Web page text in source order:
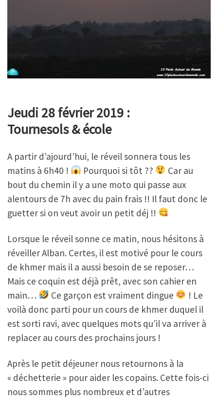
Jeudi 28 février 2019 :
Tournesols & école
A partir d’ajourd’hui, le réveil sonnera tous les
matins à 6h40 !
Pourquoi si tôt ??
Car au
bout du chemin il y a une moto qui passe aux
alentours de 7h avec du pain frais !! Il faut donc le
guetter si on veut avoir un petit déj !!
Lorsque le réveil sonne ce matin, nous hésitons à
réveiller Alban. Certes, il est motivé pour le cours
de khmer mais il a aussi besoin de se reposer…
Mais ce coquin est déjà prêt, avec son cahier en
main…
Ce garçon est vraiment dingue
! Le
voilà donc parti pour un cours de khmer duquel il
est sorti ravi, avec quelques mots qu’il va arriver à
replacer au cours des prochains jours !
Après le petit déjeuner nous retournons à la
« déchetterie » pour aider les copains. Cette fois-ci
nous sommes plus nombreux et d’autres